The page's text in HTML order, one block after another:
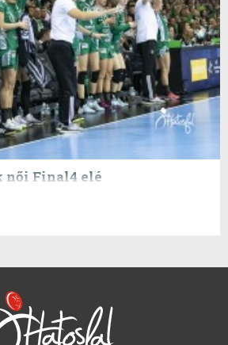
női Final4 elé
Final4-ra, hogy még egy kis utolsó